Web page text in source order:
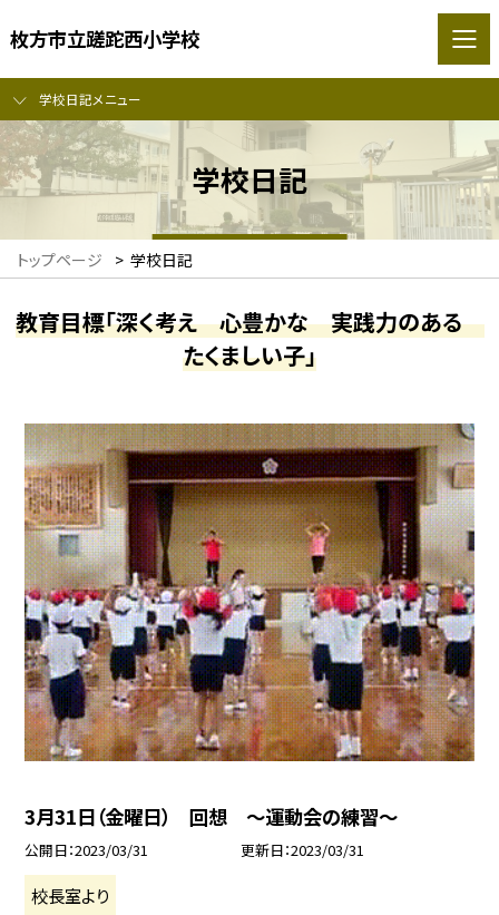
枚方市立蹉跎西小学校
学校日記メニュー
学校日記
トップページ > 学校日記
教育目標「深く考え 心豊かな 実践力のある
たくましい子」
3月31日（金曜日） 回想 〜運動会の練習〜
公開日 2023/03/31 更新日 2023/03/31
校長室より